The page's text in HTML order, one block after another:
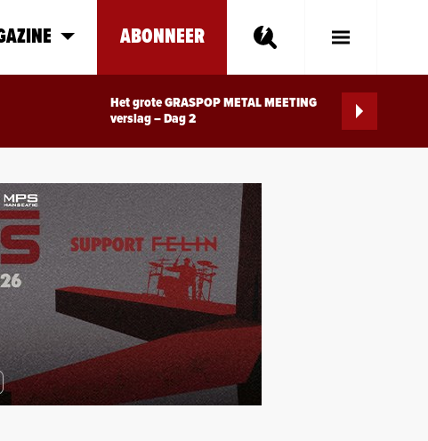
ABONNEER
Toggle
Het grote GRASPOP METAL MEETING
verslag – Dag 2